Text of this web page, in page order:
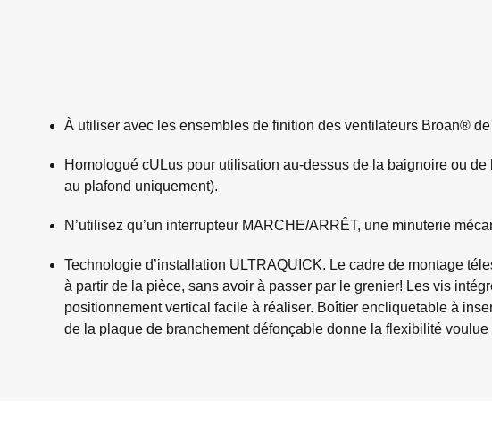
À utiliser avec les ensembles de finition des ventilateurs Broan®
Homologué cULus pour utilisation au-dessus de la baignoire ou
au plafond uniquement).
N’utilisez qu’un interrupteur MARCHE/ARRÊT, une minuterie
Technologie d’installation ULTRAQUICK. Le cadre de montage
à partir de la pièce, sans avoir à passer par le grenier! Les vis
positionnement vertical facile à réaliser. Boîtier encliquetable à
de la plaque de branchement défonçable donne la flexibilité